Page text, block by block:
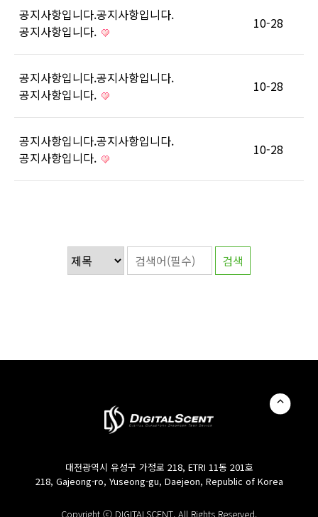
공지사항입니다.공지사항입니다.
공지사항입니다.
10-28
공지사항입니다.공지사항입니다.
공지사항입니다.
10-28
공지사항입니다.공지사항입니다.
공지사항입니다.
10-28
대전광역시 유성구 가정로 218, ETRI 11동 201호
218, Gajeong-ro, Yuseong-gu, Daejeon, Republic of Korea
Copyright ⓒ DIGITALSCENT. All Rights Reserved.